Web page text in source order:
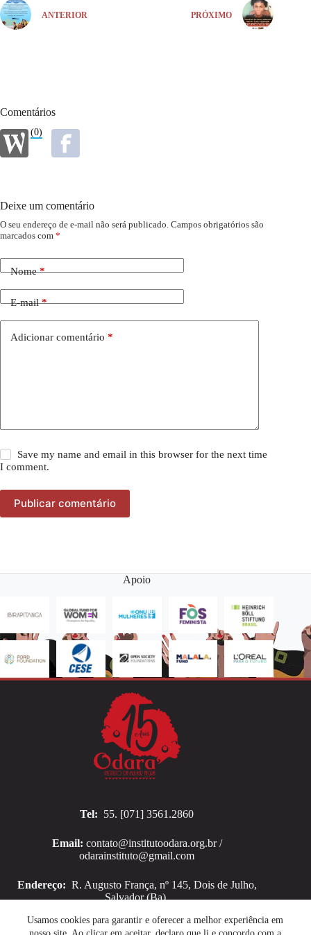
Usamos cookies para garantir e oferecer a melhor experiência em
ANTERIOR PRÓXIMO
Comentários
(0)
Deixe um comentário
O seu endereço de e-mail não será publicado. Campos obrigatórios são
marcados com *
Nome*
E-mail*
Adicionar comentário *
Save my name and email in this browser for the next time
I comment.
Publicar comentário
Apoio
Tel: 55. [071] 3561.2860
Email: contato@institutoodara.org.br /
odarainstituto@gmail.com
Endereço: R. Augusto França, nº 145, Dois de Julho,
Salvador (Ba).